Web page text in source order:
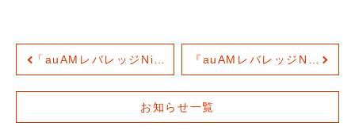
「auAMレバレッジNifty50インド株ファンド」auカブコム証券と楽天証券に提供開始
お知らせ一覧